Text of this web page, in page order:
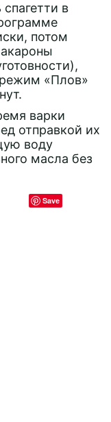
в
потом
«Плов»
варки
отправкой их
воду
масла без
Save